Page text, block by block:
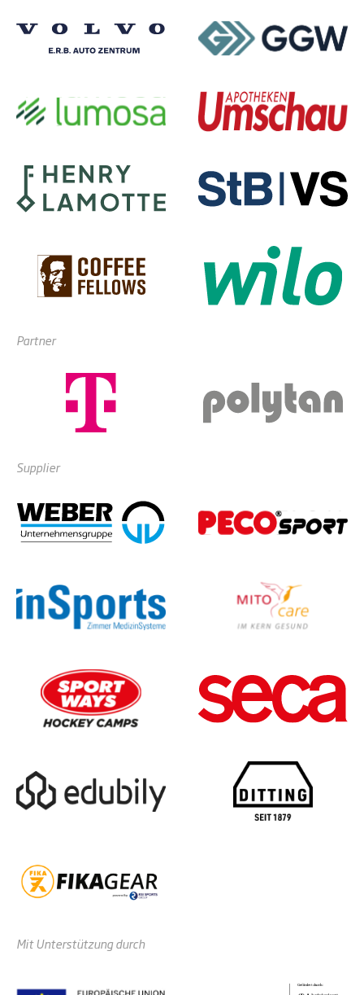
Partner
Supplier
Mit Unterstützung durch